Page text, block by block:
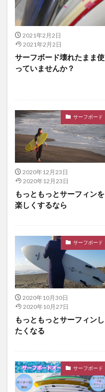
2021年2月2日
2021年2月2日
サーフボード壊れたまま使
っていませんか？
サーフボード
2020年12月23日
2020年12月23日
もっともっとサーフィンを
楽しくするなら
サーフボード
2020年10月30日
2020年10月27日
もっともっとサーフィンし
たくなる
サーフボード